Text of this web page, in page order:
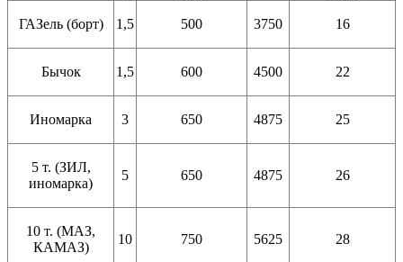
ГАЗель (борт) 1,5 500 3750 16
Бычок 1,5 600 4500 22
Иномарка 3 650 4875 25
5 т. (ЗИЛ,
иномарка)
5 650 4875 26
10 т. (МАЗ,
КАМАЗ)
10 750 5625 28